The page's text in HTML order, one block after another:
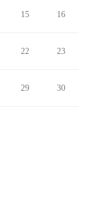
15 16
22 23
29 30